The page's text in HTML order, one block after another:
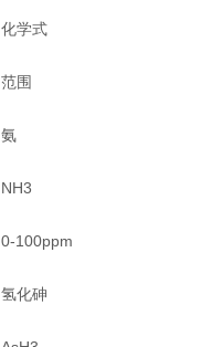
化学式
范围
氨
NH3
0-100ppm
氢化砷